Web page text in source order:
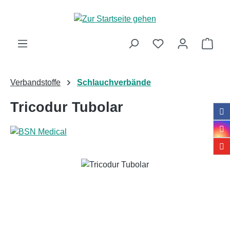
Zum Hauptinhalt springen
Verbandstoffe Schlauchverbände
Tricodur Tubolar
Bildergalerie überspringen